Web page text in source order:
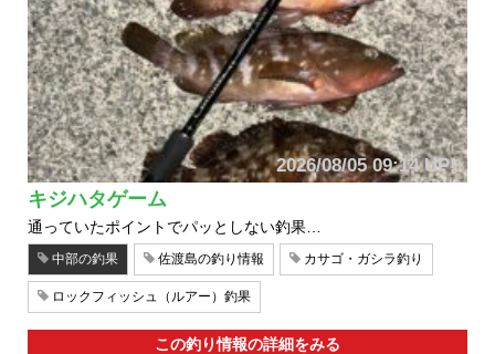
2026/08/05 09:14 UP!
キジハタゲーム
通っていたポイントでパッとしない釣果…
中部の釣果 佐渡島の釣り情報 カサゴ・ガシラ釣り
ロックフィッシュ（ルアー）釣果
この釣り情報の詳細をみる